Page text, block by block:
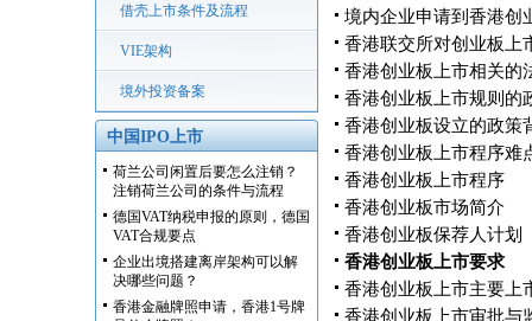
借壳上市条件及流程
VIE架构
境外投资备案
中国IPO上市
荷兰公司闲置后要怎么注销？
注销荷兰公司的条件与流程
德国VAT纳税申报的原则，德国
VAT合规要点
企业出境搭建离岸架构可以解
决哪些问题？
香港金融牌照申请，香港1号牌
境内企业申请到香港创
香港联交所对创业板上
香港创业板上市相关的
香港创业板上市规则的
香港创业板设立的政策
香港创业板上市程序难
香港创业板上市程序
香港创业板市场简介
香港创业板保荐人计划
香港创业板上市要求
香港创业板上市主要上
香港创业板上市审批与